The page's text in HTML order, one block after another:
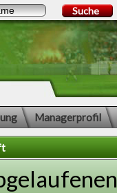
Suche
Managerprofil